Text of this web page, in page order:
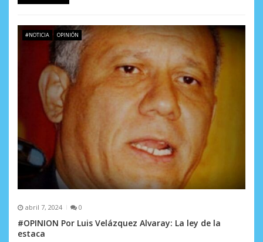
#NOTICIA OPINIÓN
abril 7, 2024 0
#OPINION Por Luis Velázquez Alvaray: La ley de la
estaca